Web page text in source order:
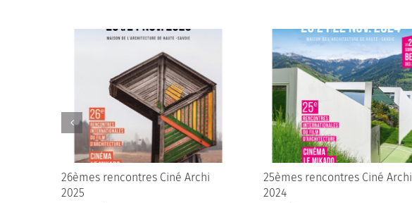
26èmes rencontres Ciné Archi
2025
25èmes rencontres Ciné Archi
2024